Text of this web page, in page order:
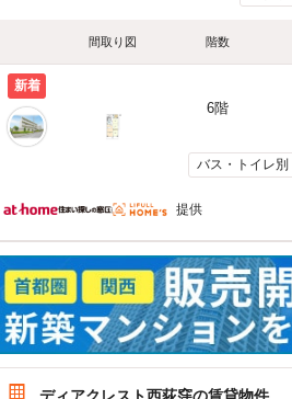
間取り図 階数
新着
6階
バス・トイレ別
提供
ディアクレスト西荻窪の賃貸物件